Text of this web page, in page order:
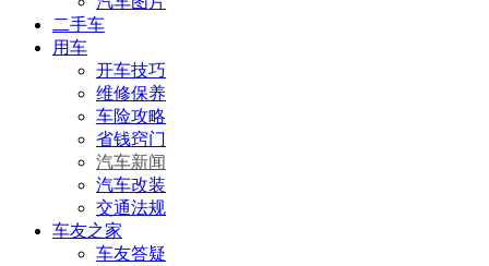
二手车
用车
开车技巧
维修保养
车险攻略
省钱窍门
汽车新闻
汽车改装
交通法规
车友之家
车友答疑